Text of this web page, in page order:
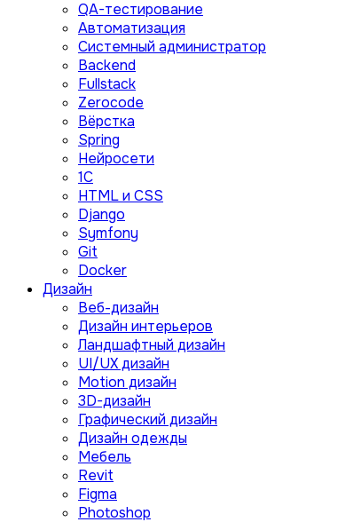
QA-тестирование
Автоматизация
Системный администратор
Backend
Fullstack
Zerocode
Вёрстка
Spring
Нейросети
1C
HTML и CSS
Django
Symfony
Git
Docker
Дизайн
Веб-дизайн
Дизайн интерьеров
Ландшафтный дизайн
UI/UX дизайн
Motion дизайн
3D-дизайн
Графический дизайн
Дизайн одежды
Мебель
Revit
Figma
Photoshop